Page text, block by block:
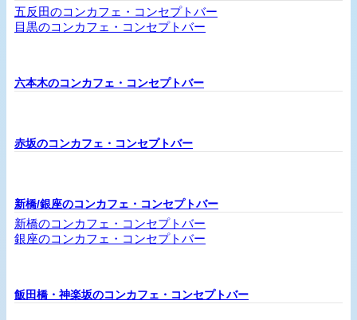
五反田のコンカフェ・コンセプトバー
目黒のコンカフェ・コンセプトバー
六本木のコンカフェ・コンセプトバー
赤坂のコンカフェ・コンセプトバー
新橋/銀座のコンカフェ・コンセプトバー
新橋のコンカフェ・コンセプトバー
銀座のコンカフェ・コンセプトバー
飯田橋・神楽坂のコンカフェ・コンセプトバー